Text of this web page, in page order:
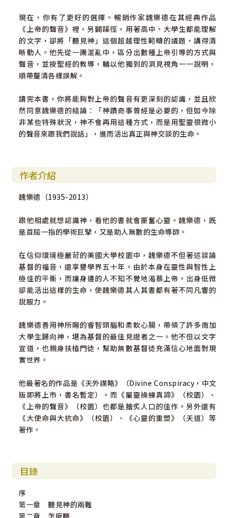
現在，你有了更好的選擇。暢銷作家魏樂德在其經典作品
《上帝的聲音》裡，另闢蹊徑，用著高中、大學生都能理解
的文字，卻將「聽見神」這個超越理性範疇的議題，講得清
晰動人。他先從一團混亂中，區分出數種上帝引導的方式與
聲音，並按聖經的教導，輔以他獨到的洞見視角一一說明，
順帶釐清各樣誤解。
讀完本書，你將能夠對上帝的聲音有更深刻的認識，並且欣
然同意魏樂德的結論：「神蹟奇事曾經是必要的，但如今除
非某些特殊狀況，神不會再用這種方式，而是用聖靈很微小
的聲音來跟我們說話」，進而活出真正與神交談的生命。
作者介紹
魏樂德（1935-2013）
跟他相處就想認識神，看他的書就會振奮心靈。魏樂德，既
是首屈一指的學術巨擘，又是助人無數的生命導師。
在信仰環境極嚴苛的美國大學校園中，魏樂德不但著述談論
基督的福音，還享譽學界五十年。由於本身在靈性與智性上
極佳的平衡，而讓身邊的人不知不覺地渴慕上帝。出身低微
卻能活出這樣的生命，使魏樂德其人其書都有著不同凡響的
說服力。
魏樂德善用神所賜的睿智頭腦和柔軟心腸，帶領了許多南加
大學生歸向神，堪為基督的最佳見證者之一。他不但以文字
宣道，也親身扶植門徒，幫助無數基督徒充滿信心地面對現
實世界。
他最著名的作品是《天外謀略》（Divine Conspiracy，中文
版即將上市，書名暫定）。而《屬靈操練真諦》（校園）、
《上帝的聲音》（校園）也都是膾炙人口的佳作。另外還有
《大使命與大抗命》（校園）、《心靈的重塑》（天道）等
著作。
目錄
序
第一章 聽見神的兩難